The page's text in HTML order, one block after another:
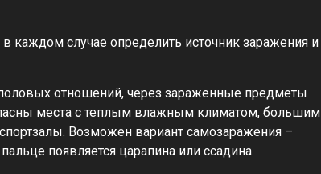
каждом случае определить источник заражения и
отношений, через зараженные предметы
места с теплым влажным климатом, большим
Возможен вариант самозаражения –
появляется царапина или ссадина.